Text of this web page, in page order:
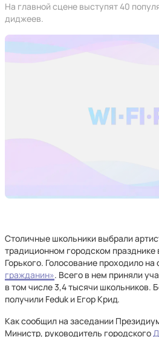
На главной сцене выступят 40
диджеев.
Столичные школьники выбрали
традиционном городском празднике
Горького. Голосование проходило на
гражданин». Всего в нем приняли
в том числе 3,4 тысячи школьников.
получили Feduk и Егор Крид.
Как сообщил на заседании
Министр, руководитель городского